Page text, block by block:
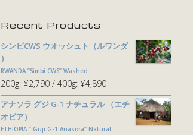
Recent Products
シンビCWS ウオッシュト（ルワンダ
）
RWANDA ”Simbi CWS” Washed
200g: ¥2,790 400g: ¥4,890
アナソラ グジ G-1 ナチュラル （エチ
オピア）
ETHIOPIA ” Guji G-1 Anasora” Natural